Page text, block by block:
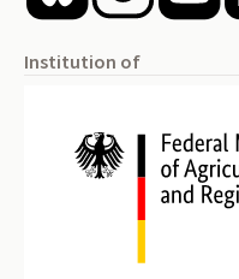
Institution of